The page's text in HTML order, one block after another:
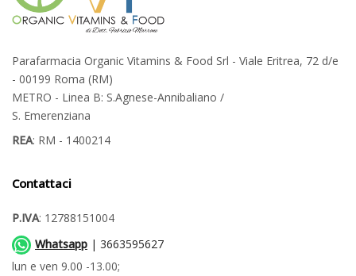
Parafarmacia Organic Vitamins & Food Srl - Viale Eritrea, 72 d/e
- 00199 Roma (RM)
METRO - Linea B: S.Agnese-Annibaliano /
S. Emerenziana
REA: RM - 1400214
Contattaci
P.IVA: 12788151004
Whatsapp | 3663595627
lun e ven 9.00 -13.00;